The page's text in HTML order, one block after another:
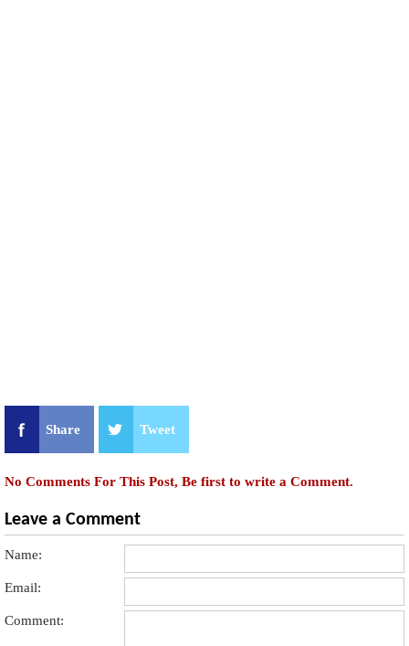
Share Tweet
No Comments For This Post, Be first to write a Comment.
Leave a Comment
Name:
Email:
Comment: